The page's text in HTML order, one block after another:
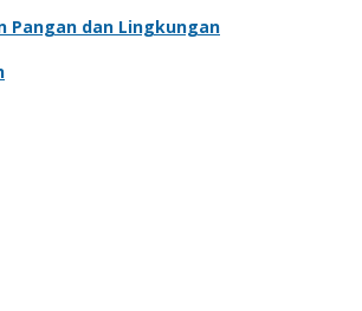
Pangan dan Lingkungan